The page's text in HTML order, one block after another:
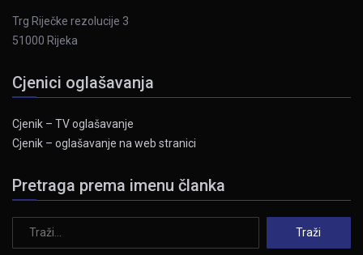
Trg Riječke rezolucije 3
51000 Rijeka
Cjenici oglašavanja
Cjenik – TV oglašavanje
Cjenik – oglašavanje na web stranici
Pretraga prema imenu članka